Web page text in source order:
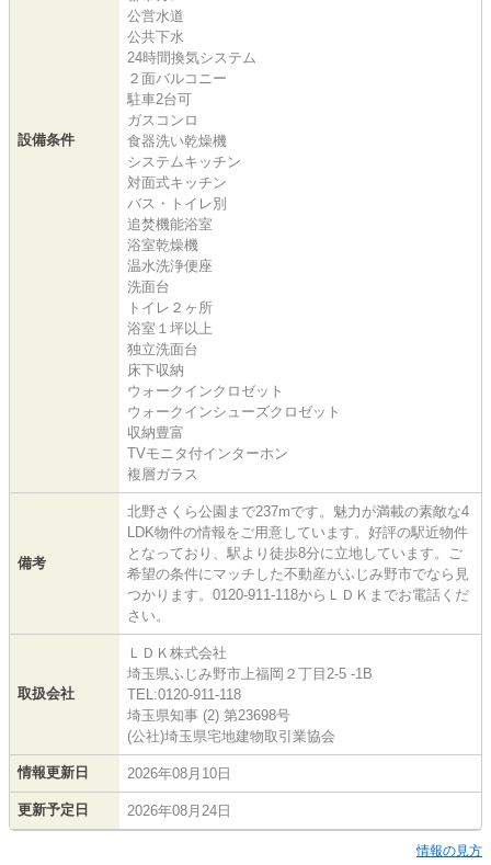
設備条件
公営水道
公共下水
24時間換気システム
２面バルコニー
駐車2台可
ガスコンロ
食器洗い乾燥機
システムキッチン
対面式キッチン
バス・トイレ別
追焚機能浴室
浴室乾燥機
温水洗浄便座
洗面台
トイレ２ヶ所
浴室１坪以上
独立洗面台
床下収納
ウォークインクロゼット
ウォークインシューズクロゼット
収納豊富
TVモニタ付インターホン
複層ガラス
備考
北野さくら公園まで237mです。魅力が満載の素敵な4
LDK物件の情報をご用意しています。好評の駅近物件
となっており、駅より徒歩8分に立地しています。ご
希望の条件にマッチした不動産がふじみ野市でなら見
つかります。0120-911-118からＬＤＫまでお電話くだ
さい。
取扱会社
ＬＤＫ株式会社
埼玉県ふじみ野市上福岡２丁目2-5 -1B
TEL:0120-911-118
埼玉県知事 (2) 第23698号
(公社)埼玉県宅地建物取引業協会
情報更新日 2026年08月10日
更新予定日 2026年08月24日
情報の見方